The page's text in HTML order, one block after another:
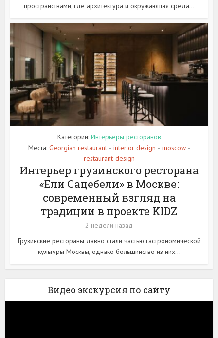
пространствами, где архитектура и окружающая среда...
Категории: Интерьеры ресторанов
Места: Georgian restaurant • interior design • moscow •
restaurant-design
Интерьер грузинского ресторана
«Ели Сацебели» в Москве:
современный взгляд на
традиции в проекте KIDZ
2 недели назад
Грузинские рестораны давно стали частью гастрономической
культуры Москвы, однако большинство из них...
Видео экскурсия по сайту